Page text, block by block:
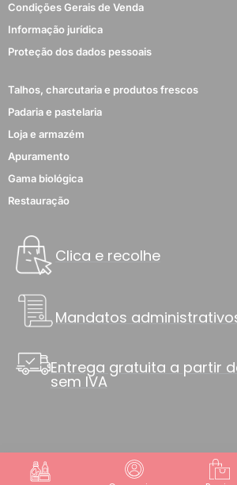
Condições Gerais de Venda
Informação jurídica
Proteção dos dados pessoais
Talhos, charcutaria e produtos frescos
Padaria e pastelaria
Loja e armazém
Apuramento
Gama biológica
Restauração
Clica e recolhe
Mandatos
Entrega gratuita a partir
sem IVA